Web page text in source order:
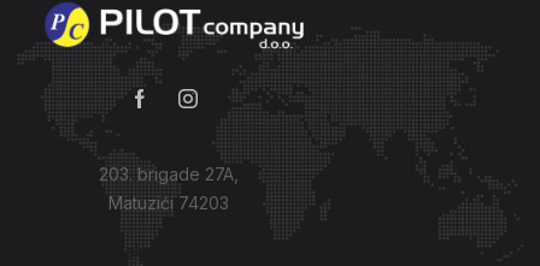
203. brigade 27A,
Matuzići 74203
Kako do nas?